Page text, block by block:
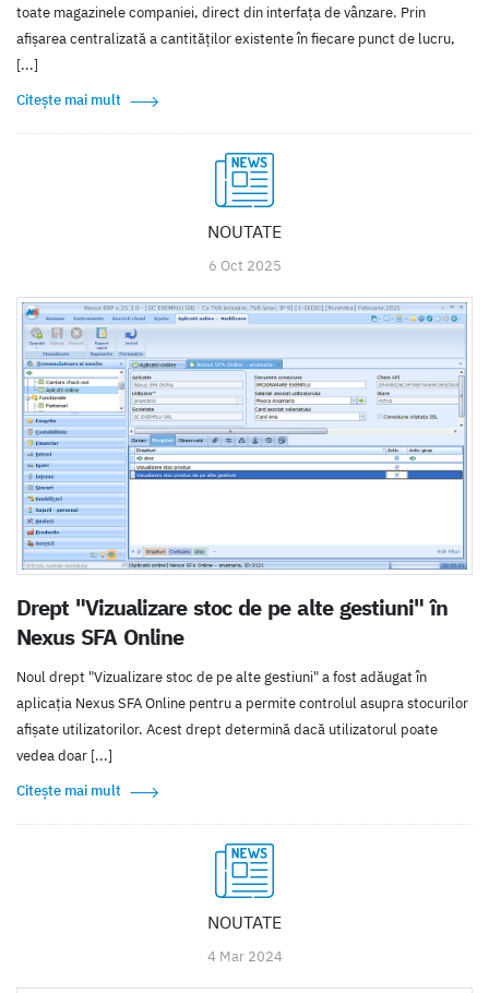
toate magazinele companiei, direct din interfața de vânzare. Prin
afișarea centralizată a cantităților existente în fiecare punct de lucru,
[...]
Citește mai mult
NOUTATE
6 Oct 2025
Drept "Vizualizare stoc de pe alte gestiuni" în
Nexus SFA Online
Noul drept "Vizualizare stoc de pe alte gestiuni" a fost adăugat în
aplicația Nexus SFA Online pentru a permite controlul asupra stocurilor
afișate utilizatorilor. Acest drept determină dacă utilizatorul poate
vedea doar [...]
Citește mai mult
NOUTATE
4 Mar 2024